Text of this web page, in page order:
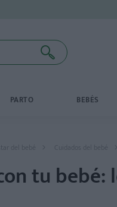
PARTO BEBÉS
del bebé
tu